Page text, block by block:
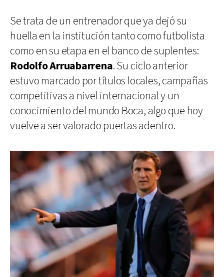
Se trata de un entrenador que ya dejó su
huella en la institución tanto como futbolista
como en su etapa en el banco de suplentes:
Rodolfo Arruabarrena. Su ciclo anterior
estuvo marcado por títulos locales, campañas
competitivas a nivel internacional y un
conocimiento del mundo Boca, algo que hoy
vuelve a ser valorado puertas adentro.